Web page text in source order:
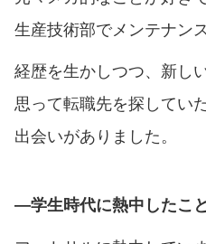
生産技術部でメンテナン
経歴を生かしつつ、新し
思って転職先を探してい
出会いがありました。
―学生時代に熱中したこと